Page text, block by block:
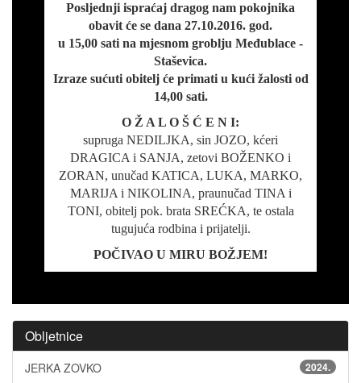
Posljednji ispraćaj dragog nam pokojnika
obavit će se dana 27.10.2016. god.
u 15,00 sati na mjesnom groblju Međublace -
Staševica.
Izraze sućuti obitelj će primati u kući žalosti od
14,00 sati.
O Ž A L O Š Ć E N I:
supruga NEDILJKA, sin JOZO, kćeri
DRAGICA i SANJA, zetovi BOŽENKO i
ZORAN, unučad KATICA, LUKA, MARKO,
MARIJA i NIKOLINA, praunučad TINA i
TONI, obitelj pok. brata SREĆKA, te ostala
tugujuća rodbina i prijatelji.
POČIVAO U MIRU BOŽJEM!
Obljetnice
JERKA ZOVKO 2024.